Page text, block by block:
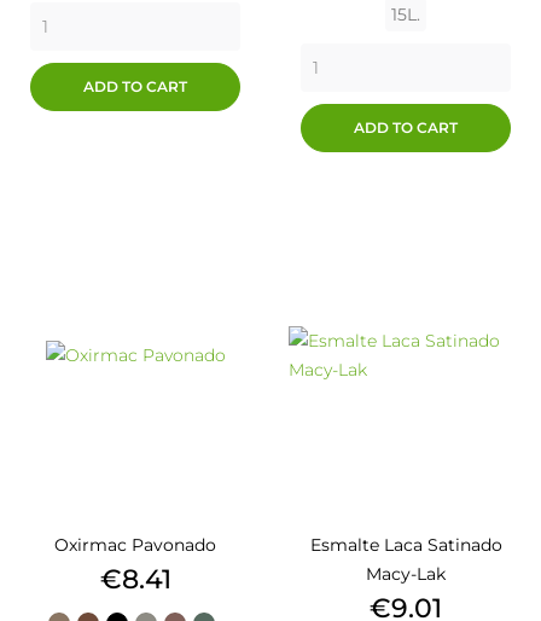
ADD TO CART
15L.
ADD TO CART
Oxirmac Pavonado
Price
€8.41
Esmalte Laca Satinado
Macy-Lak
Price
€9.01